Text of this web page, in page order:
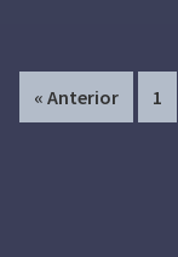
« Anterior 1